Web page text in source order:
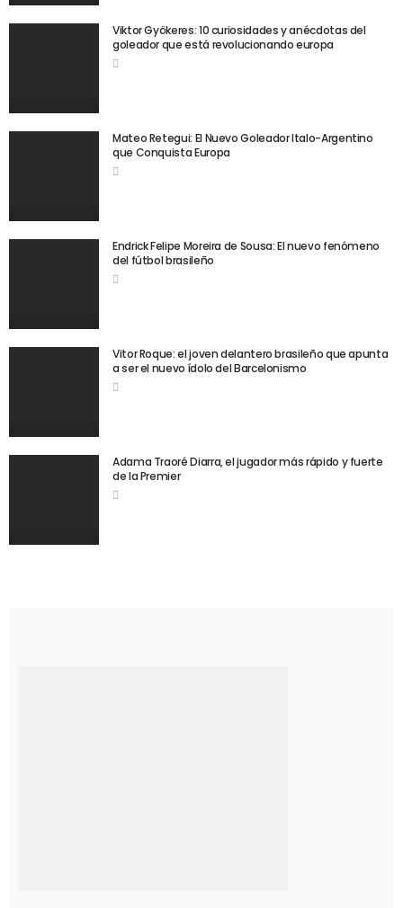
Viktor Gyökeres: 10 curiosidades y anécdotas del
goleador que está revolucionando europa
Mateo Retegui: El Nuevo Goleador Italo-Argentino
que Conquista Europa
Endrick Felipe Moreira de Sousa: El nuevo fenómeno
del fútbol brasileño
Vitor Roque: el joven delantero brasileño que apunta
a ser el nuevo ídolo del Barcelonismo
Adama Traoré Diarra, el jugador más rápido y fuerte
de la Premier